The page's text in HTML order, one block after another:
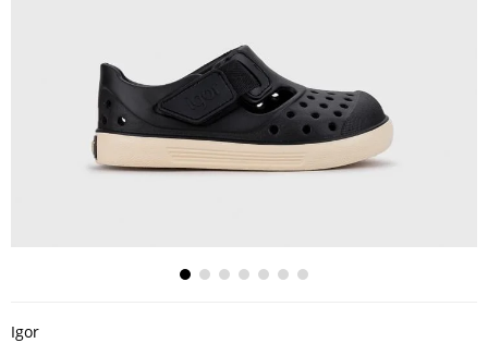
Igor